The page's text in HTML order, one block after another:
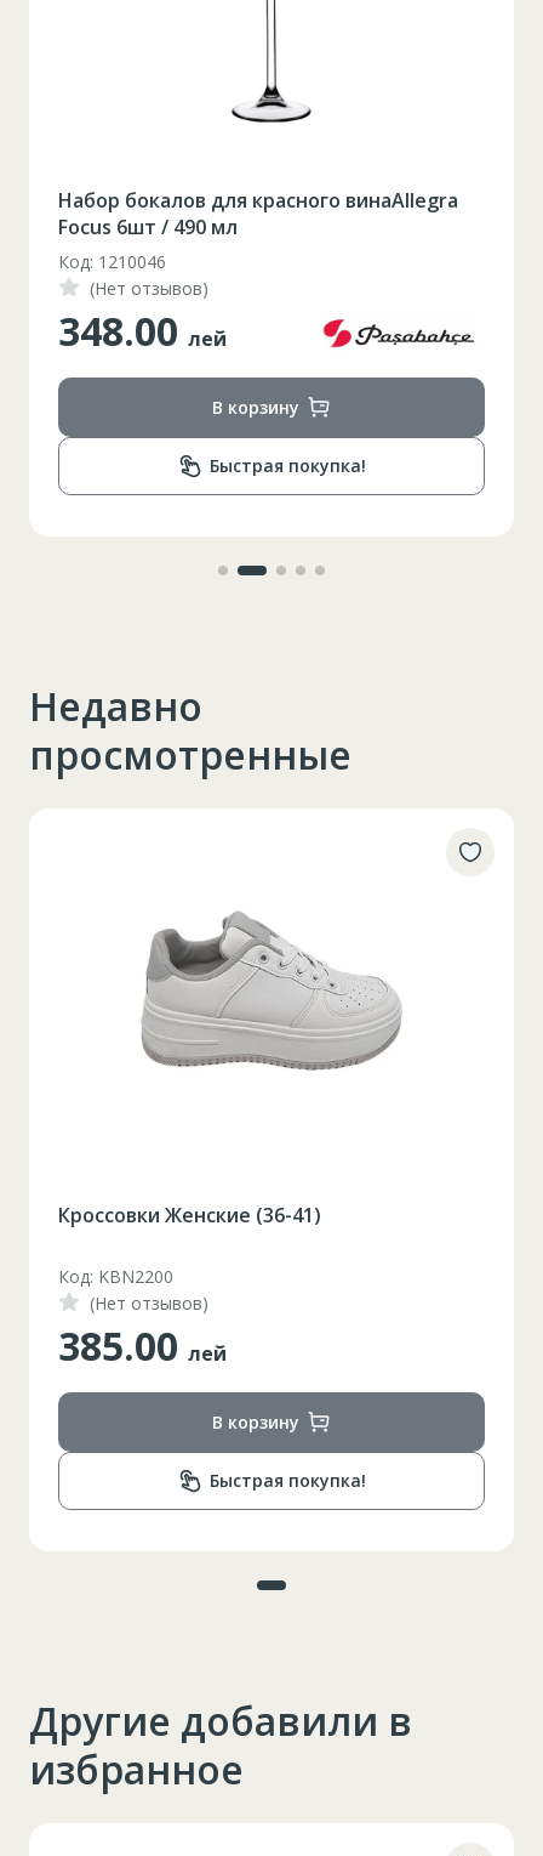
Таблица размеров
2XL 3XL
Marime
Inaltime 164-170
86-96
Circumferinta taliei 74-78
Набор бокалов для красного винаAllegra
Focus 6шт / 490 мл
Код: 1210046
(Нет отзывов)
348.00 лей
В корзину
Быстрая покупка!
Недавно
просмотренные
Кроссовки Женские (36-41)
Код: KBN2200
(Нет отзывов)
385.00 лей
В корзину
Быстрая покупка!
Другие добавили в
избранное